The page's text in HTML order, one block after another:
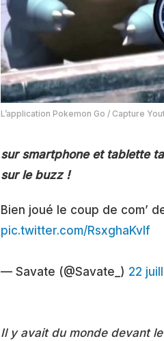
L’application Pokemon Go / Capture
sur smartphone et tablette
sur le buzz !
Bien joué le coup de com’
pic.twitter.com/RsxghaKvIf
— Savate (@Savate_) 22
Il y avait du monde devant